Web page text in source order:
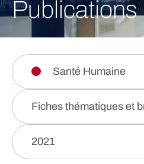
Publications
Santé Humaine
Fiches thématiques et
2021